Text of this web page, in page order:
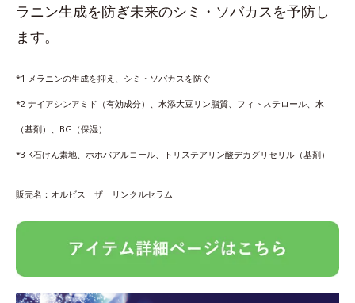
ラニン生成を防ぎ未来のシミ・ソバカスを予防し
ます。
*1 メラニンの生成を抑え、シミ・ソバカスを防ぐ
*2 ナイアシンアミド（有効成分）、水添大豆リン脂質、フィトステロール、水
（基剤）、BG（保湿）
*3 K石けん素地、ホホバアルコール、トリステアリン酸デカグリセリル（基剤）
販売名：オルビス ザ リンクルセラム